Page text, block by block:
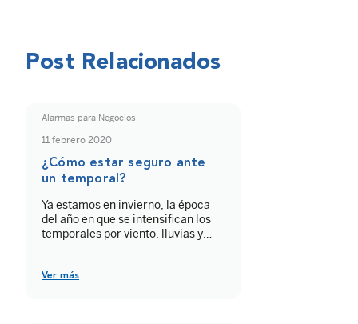
Post Relacionados
Alarmas para Negocios
11 febrero 2020
¿Cómo estar seguro ante
un temporal?
Ya estamos en invierno, la época
del año en que se intensifican los
temporales por viento, lluvias y
máximo las precauciones para
Ver más